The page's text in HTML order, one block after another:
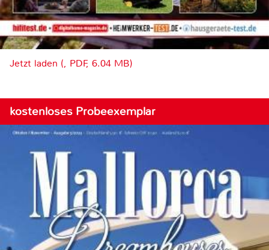
Jetzt laden (, PDF, 6.04 MB)
kostenloses Probeexemplar